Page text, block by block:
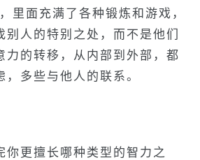
里面充满了各种锻炼和游戏，
别人的特别之处，而不是他们
力的转移，从内部到外部，都
多些与他人的联系。
你更擅长哪种类型的智力之